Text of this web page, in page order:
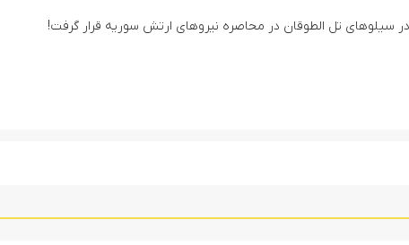
سیلوهای تل الطوقان در محاصره نیروهای ارتش سوریه قرار گرفت!